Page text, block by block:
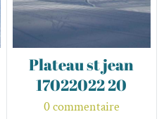
Plateau st jean
17022022 20
0 commentaire